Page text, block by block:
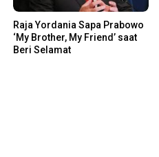
Raja Yordania Sapa Prabowo
‘My Brother, My Friend’ saat
Beri Selamat